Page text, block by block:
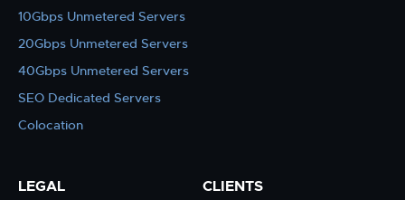
10Gbps Unmetered Servers
20Gbps Unmetered Servers
40Gbps Unmetered Servers
SEO Dedicated Servers
Colocation
LEGAL CLIENTS